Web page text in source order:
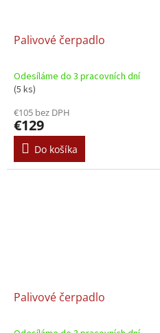
Palivové čerpadlo
Odesíláme do 3 pracovních dní
(5 ks)
€105 bez DPH
€129
Do košíka
Palivové čerpadlo